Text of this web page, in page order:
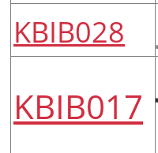
KBIB028
KBIB017